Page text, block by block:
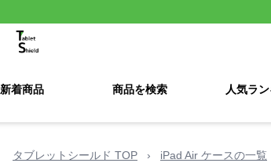
新着商品 商品を検索 人気ラ
タブレットシールド TOP › iPad Air ケースの一覧